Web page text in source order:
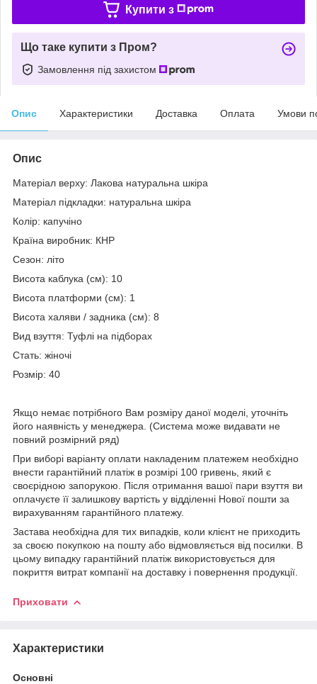
Купити з
Що таке купити з Пром?
Замовлення під захистом
Опис Характеристики Доставка Оплата Умови
Опис
Матеріал верху: Лакова натуральна шкіра
Матеріал підкладки: натуральна шкіра
Колір: капучіно
Країна виробник: КНР
Сезон: літо
Висота каблука (см): 10
Висота платформи (см): 1
Висота халяви / задника (см): 8
Вид взуття: Туфлі на підборах
Стать: жіночі
Розмір: 40
Якщо немає потрібного Вам розміру даної моделі, уточніть
його наявність у менеджера. (Система може видавати не
повний розмірний ряд)
При виборі варіанту оплати накладеним платежем необхідно
внести гарантійний платіж в розмірі 100 гривень, який є
своєрідною запорукою. Після отримання вашої пари взуття ви
оплачуєте її залишкову вартість у відділенні Нової пошти за
вирахуванням гарантійного платежу.
Застава необхідна для тих випадків, коли клієнт не приходить
за своєю покупкою на пошту або відмовляється від посилки. В
цьому випадку гарантійний платіж використовується для
покриття витрат компанії на доставку і повернення продукції.
Приховати
Характеристики
Основні